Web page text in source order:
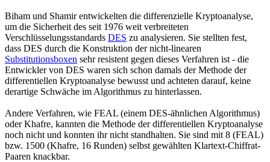
Biham und Shamir entwickelten die differenzielle Kryptoanalyse,
um die Sicherheit des seit 1976 weit verbreiteten
Verschlüsselungsstandards DES zu analysieren. Sie stellten fest,
dass DES durch die Konstruktion der nicht-linearen
Substitutionsboxen sehr resistent gegen dieses Verfahren ist - die
Entwickler von DES waren sich schon damals der Methode der
differentiellen Kryptoanalyse bewusst und achteten darauf, keine
derartige Schwäche im Algorithmus zu hinterlassen.
Andere Verfahren, wie FEAL (einem DES-ähnlichen Algorithmus)
oder Khafre, kannten die Methode der differentiellen Kryptoanalyse
noch nicht und konnten ihr nicht standhalten. Sie sind mit 8 (FEAL)
bzw. 1500 (Khafre, 16 Runden) selbst gewählten Klartext-Chiffrat-
Paaren knackbar.